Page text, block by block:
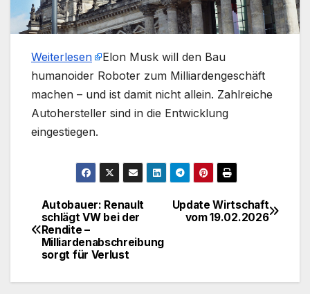
Weiterlesen
​Elon Musk will den Bau
humanoider Roboter zum Milliardengeschäft
machen – und ist damit nicht allein. Zahlreiche
Autohersteller sind in die Entwicklung
eingestiegen.
Beitragsnavigation
Update Wirtschaft
vom 19.02.2026
Autobauer: Renault
schlägt VW bei der
Rendite –
Milliardenabschreibung
sorgt für Verlust